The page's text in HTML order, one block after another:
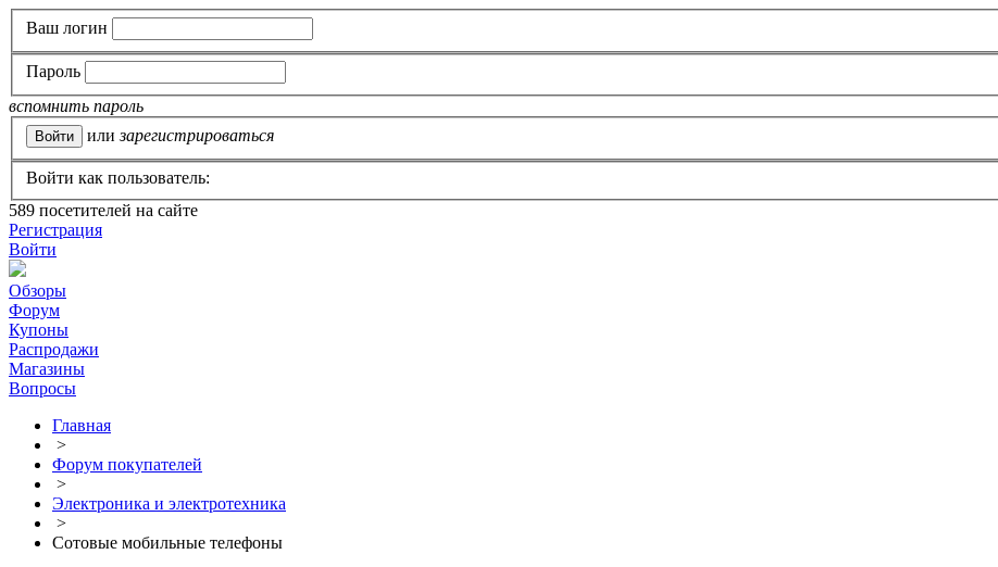
Ваш логин
Пароль
вспомнить пароль
или зарегистрироваться
Войти как пользователь:
589 посетителей на сайте
Регистрация
Войти
Обзоры
Форум
Купоны
Распродажи
Магазины
Вопросы
Главная
>
Форум покупателей
>
Электроника и электротехника
>
Сотовые мобильные телефоны